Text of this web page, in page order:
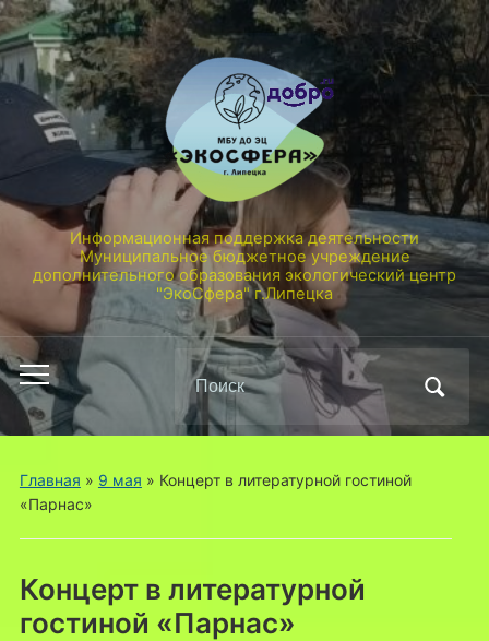
Информационная поддержка деятельности
Муниципальное бюджетное учреждение
дополнительного образования экологический центр
"ЭкоСфера" г.Липецка
Переключить
мобильное
меню
Поиск
по:
Главная » 9 мая » Концерт в литературной гостиной
«Парнас»
Концерт в литературной
гостиной «Парнас»